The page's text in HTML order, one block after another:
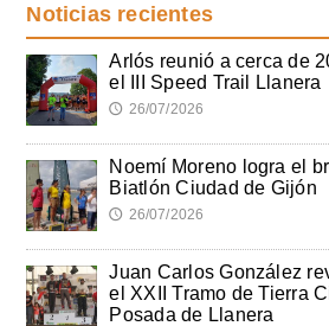
Noticias recientes
Arlós reunió a cerca de
el III Speed Trail Llanera
🕔 26/07/2026
Noemí Moreno logra el
Biatlón Ciudad de Gijón
🕔 26/07/2026
Juan Carlos González
el XXII Tramo de Tierra
Posada de Llanera